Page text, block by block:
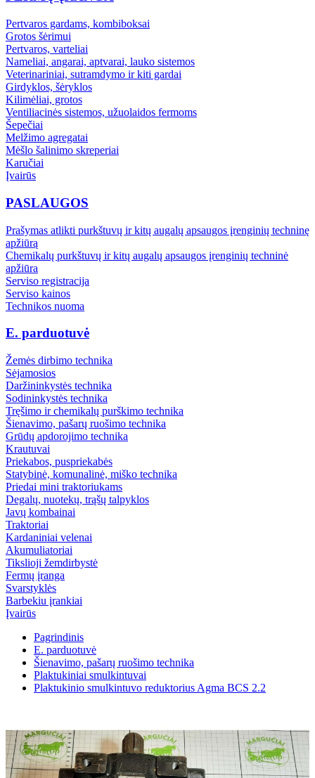
Pertvaros gardams, kombiboksai
Grotos šėrimui
Pertvaros, varteliai
Nameliai, angarai, aptvarai, lauko sistemos
Veterinariniai, sutramdymo ir kiti gardai
Girdyklos, šėryklos
Kilimėliai, grotos
Ventiliacinės sistemos, užuolaidos fermoms
Šepečiai
Melžimo agregatai
Mėšlo šalinimo skreperiai
Karučiai
Įvairūs
PASLAUGOS
Prašymas atlikti purkštuvų ir kitų augalų apsaugos įrenginių techninę
apžiūrą
Chemikalų purkštuvų ir kitų augalų apsaugos įrenginių techninė
apžiūra
Serviso registracija
Serviso kainos
Technikos nuoma
E. parduotuvė
Žemės dirbimo technika
Sėjamosios
Daržininkystės technika
Sodininkystės technika
Tręšimo ir chemikalų purškimo technika
Šienavimo, pašarų ruošimo technika
Grūdų apdorojimo technika
Krautuvai
Priekabos, puspriekabės
Statybinė, komunalinė, miško technika
Priedai mini traktoriukams
Degalų, nuotekų, trąšų talpyklos
Javų kombainai
Traktoriai
Kardaniniai velenai
Akumuliatoriai
Tikslioji žemdirbystė
Fermų įranga
Svarstyklės
Barbekiu įrankiai
Įvairūs
Pagrindinis
E. parduotuvė
Šienavimo, pašarų ruošimo technika
Plaktukiniai smulkintuvai
Plaktukinio smulkintuvo reduktorius Agma BCS 2.2